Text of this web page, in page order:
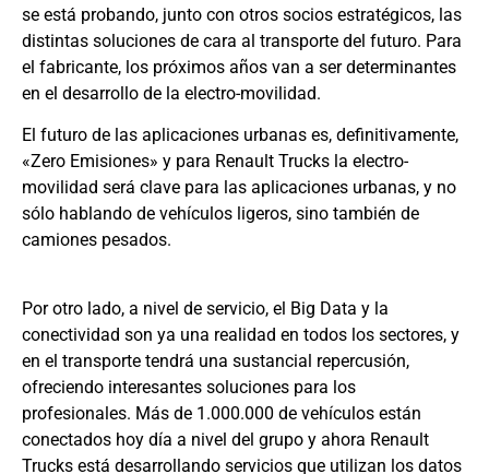
se está probando, junto con otros socios estratégicos, las
distintas soluciones de cara al transporte del futuro. Para
el fabricante, los próximos años van a ser determinantes
en el desarrollo de la electro-movilidad.
El futuro de las aplicaciones urbanas es, definitivamente,
«Zero Emisiones» y para Renault Trucks la electro-
movilidad será clave para las aplicaciones urbanas, y no
sólo hablando de vehículos ligeros, sino también de
camiones pesados.
Por otro lado, a nivel de servicio, el Big Data y la
conectividad son ya una realidad en todos los sectores, y
en el transporte tendrá una sustancial repercusión,
ofreciendo interesantes soluciones para los
profesionales. Más de 1.000.000 de vehículos están
conectados hoy día a nivel del grupo y ahora Renault
Trucks está desarrollando servicios que utilizan los datos